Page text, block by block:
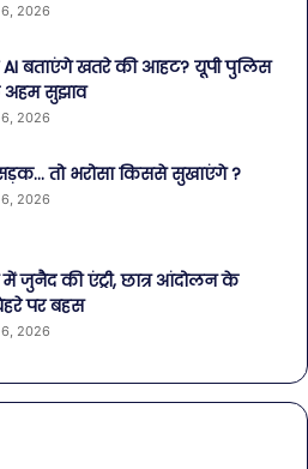
2026
AI बताएंगे खतरे की आहट? यूपी पुलिस
सुझाव
2026
तो भरोसा किससे सुखाएंगे ?
2026
में जुनैद की एंट्री, छात्र आंदोलन के
पर बहस
2026